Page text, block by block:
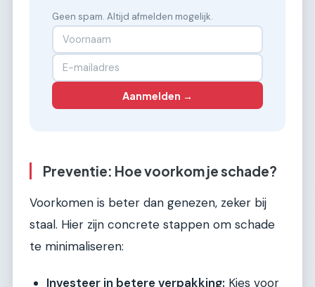
Geen spam. Altijd afmelden mogelijk.
Aanmelden →
Preventie: Hoe voorkom je schade?
Voorkomen is beter dan genezen, zeker bij
staal. Hier zijn concrete stappen om schade
te minimaliseren:
Investeer in betere verpakking: Kies voor